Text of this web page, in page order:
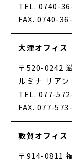
TEL. 0740-
FAX. 0740-
大津オフィス
〒520-0242
ルミナ リアン
TEL. 077-
FAX. 077-
敦賀オフィス
〒914-0811